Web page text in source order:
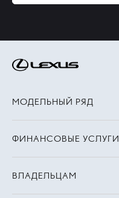
МОДЕЛЬНЫЙ РЯД
ФИНАНСОВЫЕ УСЛУГИ
ВЛАДЕЛЬЦАМ